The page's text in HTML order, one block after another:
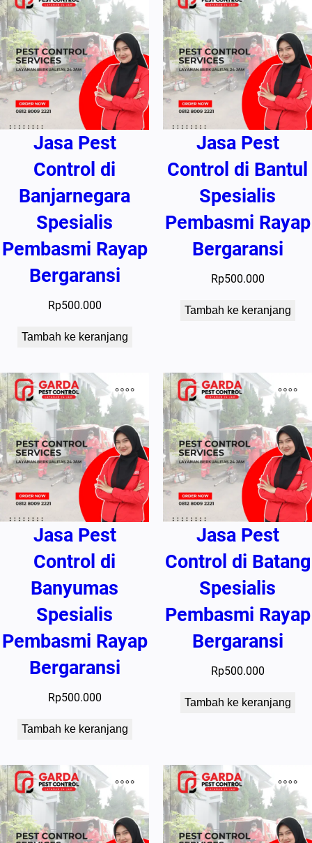
Jasa Pest
Control di
Banjarnegara
Spesialis
Pembasmi Rayap
Bergaransi
Rp500.000
Tambah ke keranjang
Jasa Pest
Control di Bantul
Spesialis
Pembasmi Rayap
Bergaransi
Rp500.000
Tambah ke keranjang
Jasa Pest
Control di
Banyumas
Spesialis
Pembasmi Rayap
Bergaransi
Rp500.000
Tambah ke keranjang
Jasa Pest
Control di Batang
Spesialis
Pembasmi Rayap
Bergaransi
Rp500.000
Tambah ke keranjang